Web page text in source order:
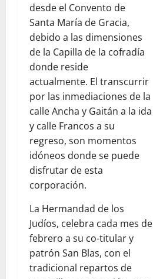
desde el Convento de
Santa María de Gracia,
debido a las dimensiones
de la Capilla de la cofradía
donde reside
actualmente. El transcurrir
por las inmediaciones de la
calle Ancha y Gaitán a la ida
y calle Francos a su
regreso, son momentos
idóneos donde se puede
disfrutar de esta
corporación.
La Hermandad de los
Judíos, celebra cada mes de
febrero a su co-titular y
patrón San Blas, con el
tradicional repartos de